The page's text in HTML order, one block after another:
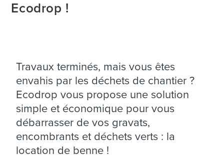
Ecodrop !
Travaux terminés, mais vous êtes
envahis par les déchets de chantier ?
Ecodrop vous propose une solution
simple et économique pour vous
débarrasser de vos gravats,
encombrants et déchets verts : la
location de benne !